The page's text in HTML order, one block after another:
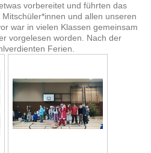
vorbereitet und führten das
und allen unseren
war in vielen Klassen gemeinsam
vorgelesen worden. Nach der
Ferien.